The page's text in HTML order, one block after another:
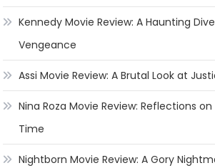
Kennedy Movie Review: A Haunting
Vengeance
Assi Movie Review: A Brutal Look at
Nina Roza Movie Review: Reflections
Time
Nightborn Movie Review: A Gory